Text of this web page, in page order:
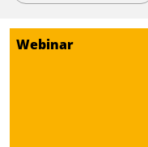
Webinar